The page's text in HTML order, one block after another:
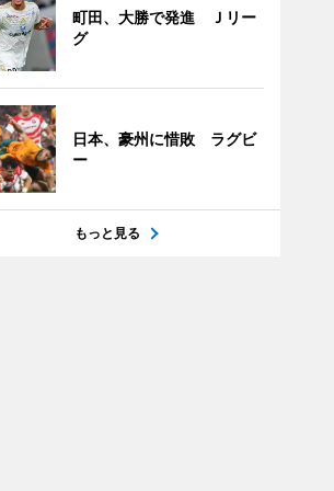
町田、大勝で発進 Ｊリー
グ
日本、豪州に惜敗 ラグビ
ー
もっと見る